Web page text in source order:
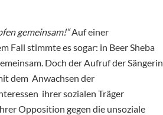
gemeinsam!“Auf einer
Fall stimmte es sogar: in Beer Sheba
Doch der Aufruf der Sängerin
dem Anwachsen der
ihrer sozialen Träger
Opposition gegen die unsoziale